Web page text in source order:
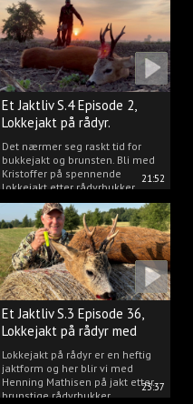
21:52
Et Jaktliv S.4 Episode 2,
Lokkejakt på rådyr.
Det nærmer seg raskt tid for
bukkejakt og brunsten. Bli med
Kristoffer på spennende
lokkejakt etter rådyrbukker.
23:37
Et Jaktliv S.3 Episode 36,
Lokkejakt på rådyr med
Henning Mathisen
Lokkejakt på rådyr er en heftig
jaktform og her blir vi med
Henning Mathisen på jakt etter
brunstige rådyrbukker.